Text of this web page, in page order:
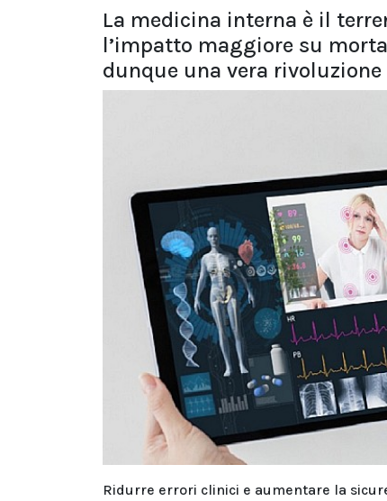
La medicina interna è il
l’impatto maggiore su
dunque una vera
Ridurre errori clinici e aumentare la